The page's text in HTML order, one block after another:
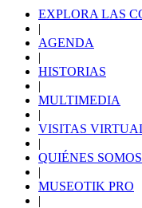
EXPLORA LAS
|
AGENDA
|
HISTORIAS
|
MULTIMEDIA
|
VISITAS
|
QUIÉNES SOMOS
|
MUSEOTIK PRO
|